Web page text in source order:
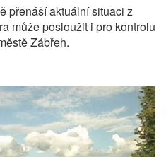
přenáší aktuální situaci z
může posloužit i pro kontrolu
Zábřeh.